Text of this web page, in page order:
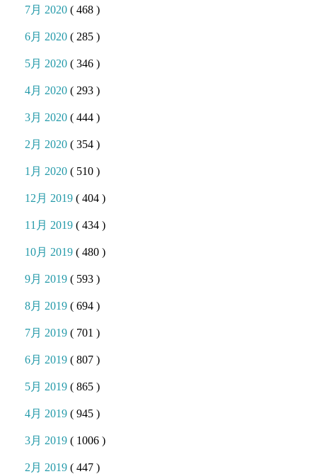
7月 2020( 468 )
6月 2020( 285 )
5月 2020( 346 )
4月 2020( 293 )
3月 2020( 444 )
2月 2020( 354 )
1月 2020( 510 )
12月 2019( 404 )
11月 2019( 434 )
10月 2019( 480 )
9月 2019( 593 )
8月 2019( 694 )
7月 2019( 701 )
6月 2019( 807 )
5月 2019( 865 )
4月 2019( 945 )
3月 2019( 1006 )
2月 2019( 447 )